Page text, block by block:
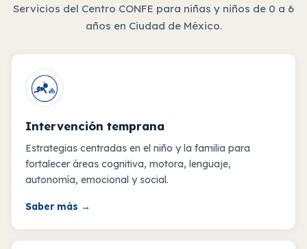
Servicios del Centro CONFE para niñas y niños de 0 a 6
años en Ciudad de México.
Intervención temprana
Estrategias centradas en el niño y la familia para
fortalecer áreas cognitiva, motora, lenguaje,
autonomía, emocional y social.
Saber más →